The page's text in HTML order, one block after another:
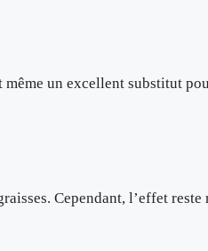
un excellent substitut
Cependant, l’effet